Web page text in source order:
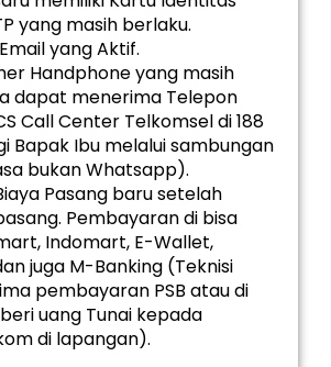
yang masih berlaku.
yang Aktif.
Handphone yang masih
dapat menerima Telepon
Call Center Telkomsel di 188
Bapak Ibu melalui sambungan
bukan Whatsapp).
Pasang baru setelah
Pembayaran di bisa
Indomart, E-Wallet,
juga M-Banking (Teknisi
pembayaran PSB atau di
uang Tunai kepada
di lapangan).